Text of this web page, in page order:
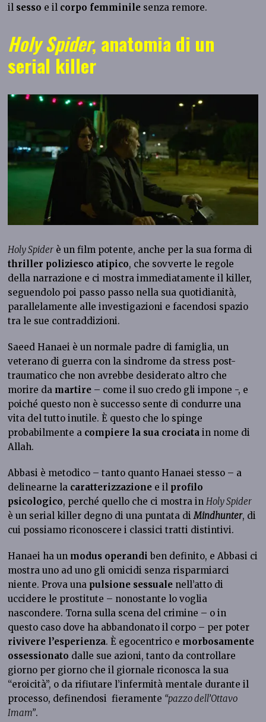
il sesso e il corpo femminile senza remore.
Holy Spider, anatomia di un
serial killer
Holy Spider è un film potente, anche per la sua forma di
thriller poliziesco atipico, che sovverte le regole
della narrazione e ci mostra immediatamente il killer,
seguendolo poi passo passo nella sua quotidianità,
parallelamente alle investigazioni e facendosi spazio
tra le sue contraddizioni.
Saeed Hanaei è un normale padre di famiglia, un
veterano di guerra con la sindrome da stress post-
traumatico che non avrebbe desiderato altro che
morire da martire – come il suo credo gli impone -, e
poiché questo non è successo sente di condurre una
vita del tutto inutile. È questo che lo spinge
probabilmente a compiere la sua crociata in nome di
Allah.
Abbasi è metodico – tanto quanto Hanaei stesso – a
delinearne la caratterizzazione e il profilo
psicologico, perché quello che ci mostra in Holy Spider
è un serial killer degno di una puntata diMindhunter, di
cui possiamo riconoscere i classici tratti distintivi.
Hanaei ha un modus operandi ben definito, e Abbasi ci
mostra uno ad uno gli omicidi senza risparmiarci
niente. Prova una pulsione sessuale nell’atto di
uccidere le prostitute – nonostante lo voglia
nascondere. Torna sulla scena del crimine – o in
questo caso dove ha abbandonato il corpo – per poter
rivivere l’esperienza. È egocentrico e morbosamente
ossessionato dalle sue azioni, tanto da controllare
giorno per giorno che il giornale riconosca la sua
“eroicità”, o da rifiutare l’infermità mentale durante il
processo, definendosi fieramente “pazzo dell’Ottavo
Imam”.